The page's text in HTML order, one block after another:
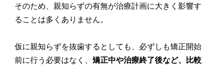
そのため、親知らずの有無が治療計画に大きく影響す
ることは多くありません。
仮に親知らずを抜歯するとしても、必ずしも矯正開始
前に行う必要はなく、矯正中や治療終了後など、比較